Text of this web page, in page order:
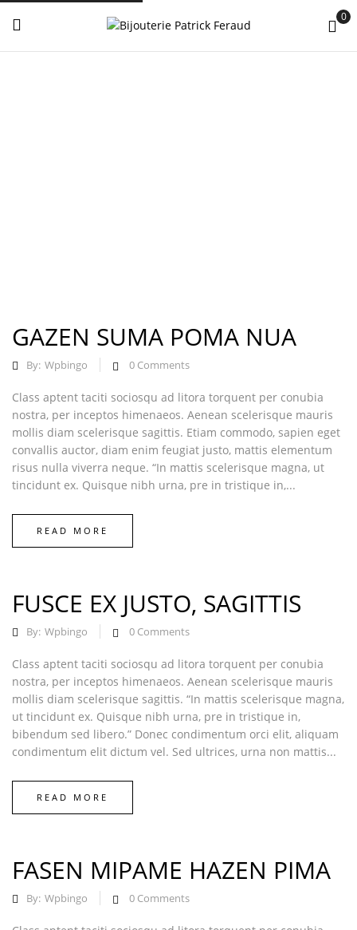
0
GAZEN SUMA POMA NUA
By: Wpbingo 0 Comments
Class aptent taciti sociosqu ad litora torquent per conubia
nostra, per inceptos himenaeos. Aenean scelerisque mauris
mollis diam scelerisque sagittis. Etiam commodo, sapien eget
convallis auctor, diam enim feugiat justo, mattis elementum
risus nulla viverra neque. “In mattis scelerisque magna, ut
tincidunt ex. Quisque nibh urna, pre in tristique in,...
READ MORE
FUSCE EX JUSTO, SAGITTIS
By: Wpbingo 0 Comments
Class aptent taciti sociosqu ad litora torquent per conubia
nostra, per inceptos himenaeos. Aenean scelerisque mauris
mollis diam scelerisque sagittis. “In mattis scelerisque magna,
ut tincidunt ex. Quisque nibh urna, pre in tristique in,
bibendum sed libero.” Donec condimentum orci elit, aliquam
condimentum elit dictum vel. Sed ultrices, urna non mattis...
READ MORE
FASEN MIPAME HAZEN PIMA
By: Wpbingo 0 Comments